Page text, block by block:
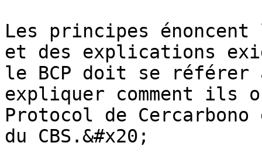
Les principes
et des explications
le BCP doit se
expliquer comment ils
Protocol de
du CBS.&#x20;